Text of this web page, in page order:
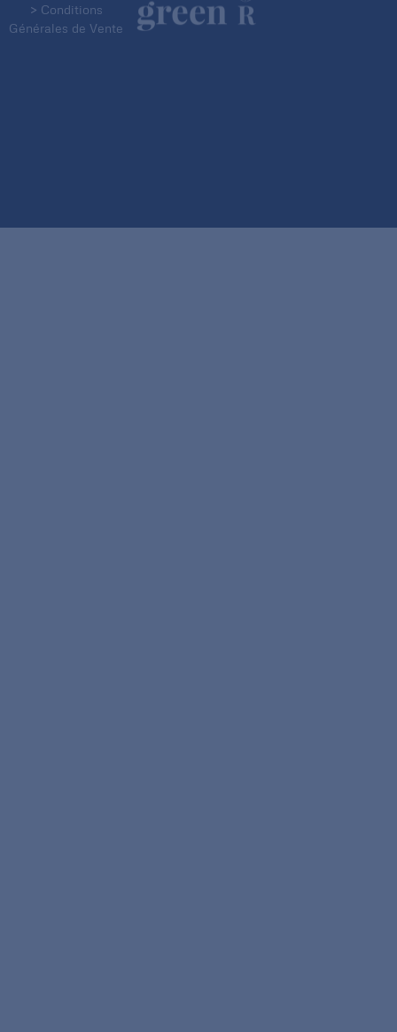
> Conditions
Générales de Vente